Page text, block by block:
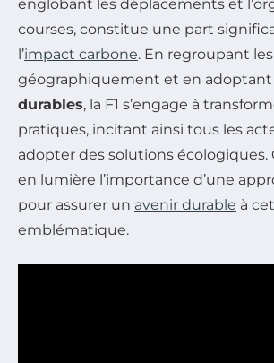
englobant les déplacements et
courses, constitue une part
l’impact carbone. En regroupant
géographiquement et en adoptant
durables, la F1 s’engage à
pratiques, incitant ainsi tous les
adopter des solutions écologiques.
en lumière l’importance d’une
pour assurer un avenir durable à
emblématique.